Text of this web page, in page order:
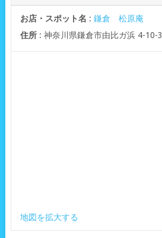
お店・スポット名 : 鎌倉 松原庵
住所: 神奈川県鎌倉市由比ガ浜 4-10-3
地図を拡大する